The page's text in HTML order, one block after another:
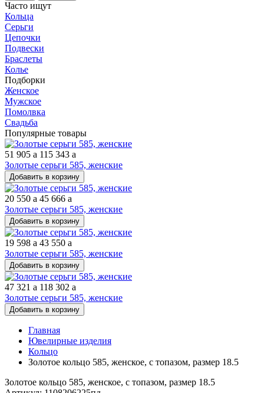
Часто ищут
Кольца
Серьги
Цепочки
Подвески
Браслеты
Колье
Подборки
Женское
Мужское
Помолвка
Свадьба
Популярные товары
51 905 a 115 343 a
Золотые серьги 585, женские
Добавить в корзину
20 550 a 45 666 a
Золотые серьги 585, женские
Добавить в корзину
19 598 a 43 550 a
Золотые серьги 585, женские
Добавить в корзину
47 321 a 118 302 a
Золотые серьги 585, женские
Добавить в корзину
Главная
Ювелирные изделия
Кольцо
Золотое кольцо 585, женское, с топазом, размер 18.5
Золотое кольцо 585, женское, с топазом, размер 18.5